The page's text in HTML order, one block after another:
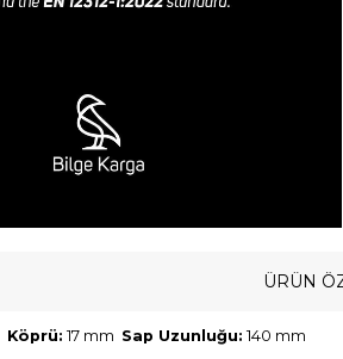
ÜRÜN
Köprü: 17 mm Sap Uzunluğu: 140 mm